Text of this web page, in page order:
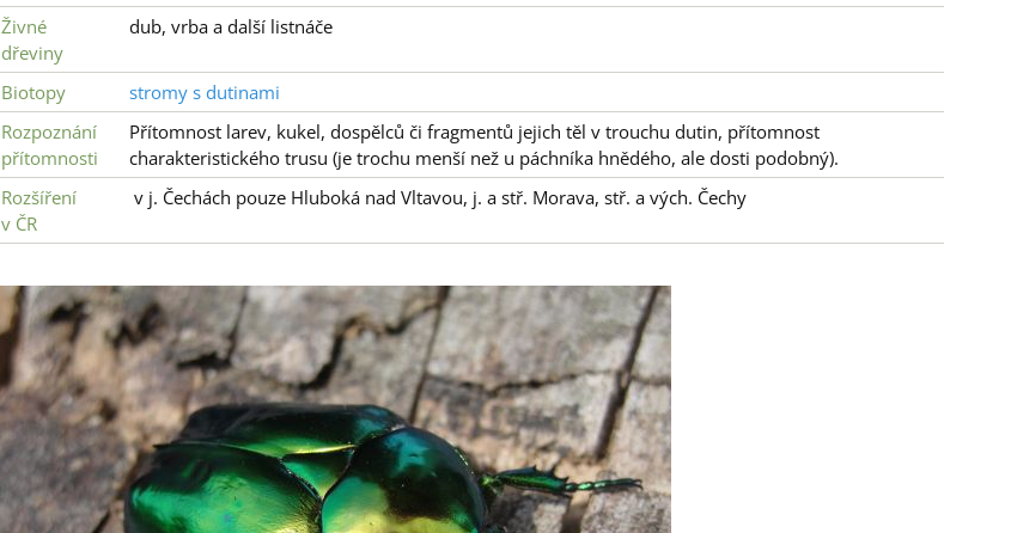
Živné
dřeviny
dub, vrba a další listnáče
Biotopy
stromy s dutinami
Rozpoznání
přítomnosti
Přítomnost larev, kukel, dospělců či fragmentů jejich těl v trouchu dutin, přítomnost
charakteristického trusu (je trochu menší než u páchníka hnědého, ale dosti podobný).
Rozšíření
v ČR
v j. Čechách pouze Hluboká nad Vltavou, j. a stř. Morava, stř. a vých. Čechy